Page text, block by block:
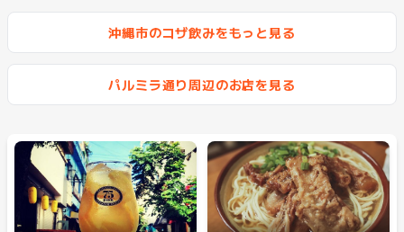
#ミュージックバー
沖縄市のコザ飲みをもっと見る
パルミラ通り周辺のお店を見る